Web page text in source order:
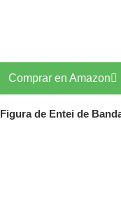
Comprar en Amazon
Figura de Entei de